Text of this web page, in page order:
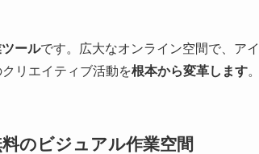
ールです。広大なオンライン空間で、ア
リエイティブ活動を根本から変革します。
のビジュアル作業空間